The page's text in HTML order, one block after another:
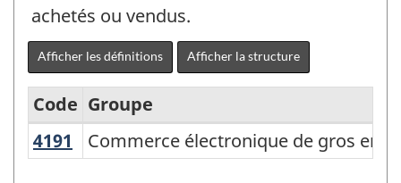
achetés ou vendus.
Afficher les définitions Afficher la structure
Système
Code Groupe
4191
Commerce électronique de gros
Commerce électronique de gros